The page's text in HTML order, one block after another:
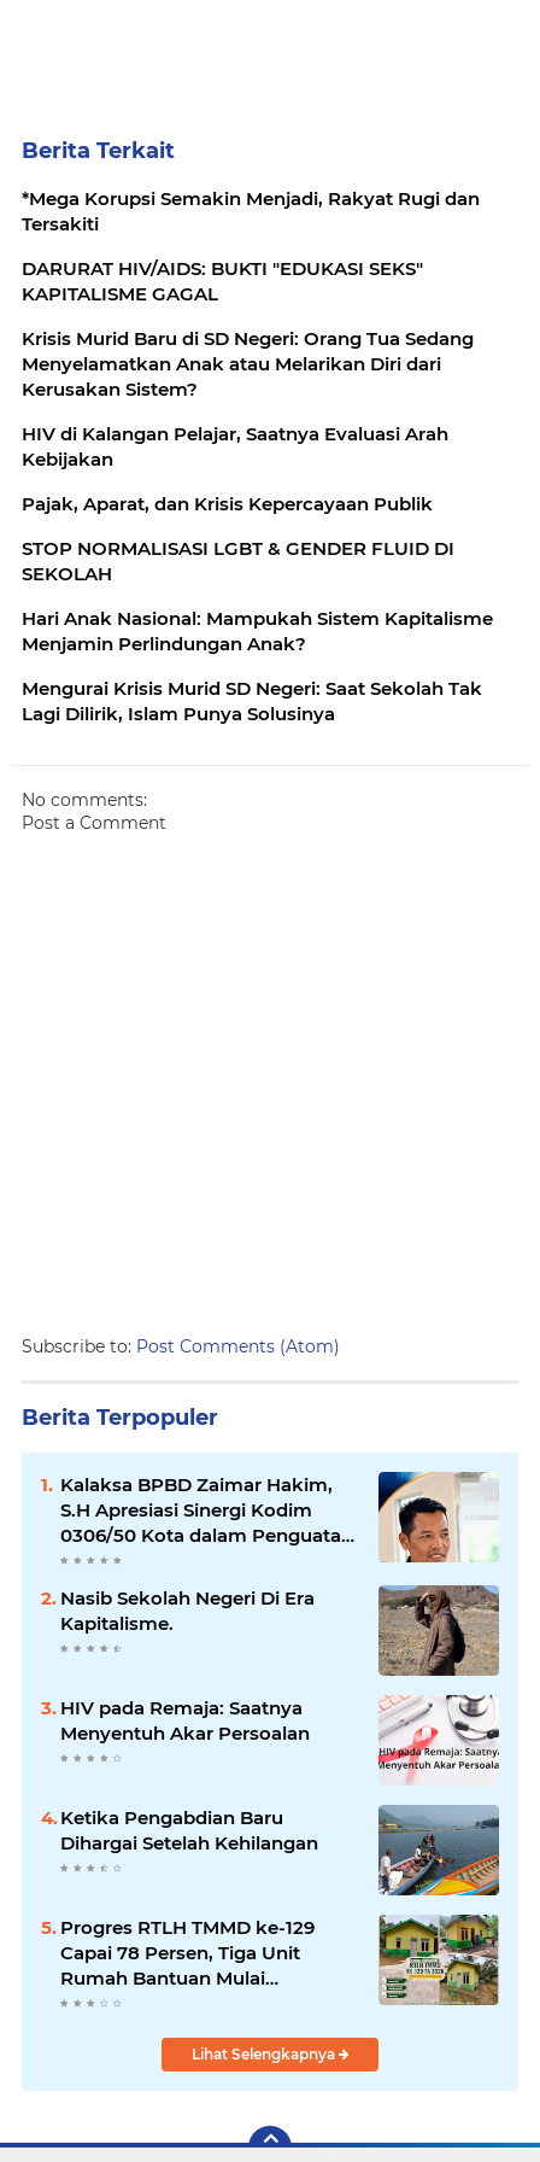
Berita Terkait
*Mega Korupsi Semakin Menjadi, Rakyat Rugi dan
Tersakiti
DARURAT HIV/AIDS: BUKTI "EDUKASI SEKS"
KAPITALISME GAGAL
Krisis Murid Baru di SD Negeri: Orang Tua Sedang
Menyelamatkan Anak atau Melarikan Diri dari
Kerusakan Sistem?
HIV di Kalangan Pelajar, Saatnya Evaluasi Arah
Kebijakan
Pajak, Aparat, dan Krisis Kepercayaan Publik
STOP NORMALISASI LGBT & GENDER FLUID DI
SEKOLAH
Hari Anak Nasional: Mampukah Sistem Kapitalisme
Menjamin Perlindungan Anak?
Mengurai Krisis Murid SD Negeri: Saat Sekolah Tak
Lagi Dilirik, Islam Punya Solusinya
No comments:
Post a Comment
Subscribe to: Post Comments (Atom)
Berita Terpopuler
Kalaksa BPBD Zaimar Hakim,
S.H Apresiasi Sinergi Kodim
0306/50 Kota dalam Penguatan
Mitigasi dan Penanganan
Bencana
Nasib Sekolah Negeri Di Era
Kapitalisme.
HIV pada Remaja: Saatnya
Menyentuh Akar Persoalan
Ketika Pengabdian Baru
Dihargai Setelah Kehilangan
Progres RTLH TMMD ke-129
Capai 78 Persen, Tiga Unit
Rumah Bantuan Mulai
Rampung
Lihat Selengkapnya